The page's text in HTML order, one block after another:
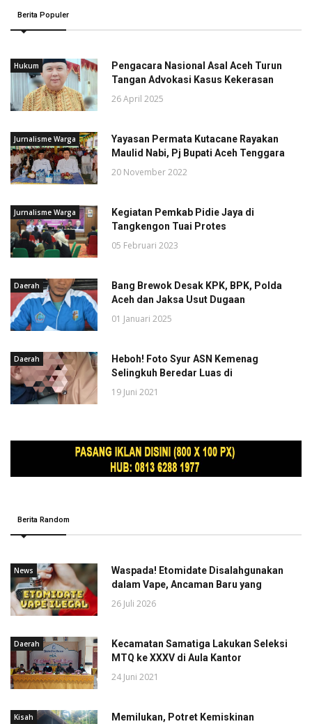
Berita Populer
Hukum
Pengacara Nasional Asal Aceh Turun
Tangan Advokasi Kasus Kekerasan
26 April 2025
Jurnalisme Warga
Yayasan Permata Kutacane Rayakan
Maulid Nabi, Pj Bupati Aceh Tenggara
20 November 2022
Jurnalisme Warga
Kegiatan Pemkab Pidie Jaya di
Tangkengon Tuai Protes
05 Februari 2023
Daerah
Bang Brewok Desak KPK, BPK, Polda
Aceh dan Jaksa Usut Dugaan
01 Januari 2025
Daerah
Heboh! Foto Syur ASN Kemenag
Selingkuh Beredar Luas di
19 Juni 2021
Berita Random
News
Waspada! Etomidate Disalahgunakan
dalam Vape, Ancaman Baru yang
26 Juli 2026
Daerah
Kecamatan Samatiga Lakukan Seleksi
MTQ ke XXXV di Aula Kantor
24 Juni 2021
Kisah
Memilukan, Potret Kemiskinan